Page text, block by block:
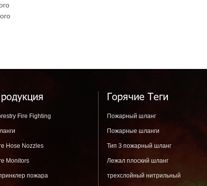
Fire Fighting
Hose Nozzles
Monitors
пожара
Горячие Теги
Пожарный шланг
Пожарные шланги
Тип 3 пожарный шланг
Лежал плоский шланг
трехслойный нитрильный